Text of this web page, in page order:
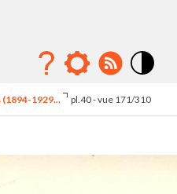
élévé
1929... pl.40 - vue 171/310